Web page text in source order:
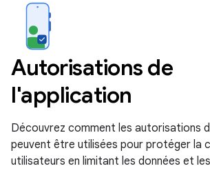
Autorisations de
l'application
Découvrez comment les autorisations
peuvent être utilisées pour protéger la
utilisateurs en limitant les données et